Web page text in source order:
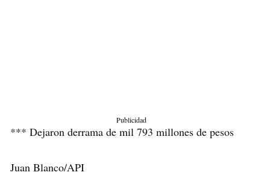
Publicidad
*** Dejaron derrama de mil 793 millones de pesos
Juan Blanco/API